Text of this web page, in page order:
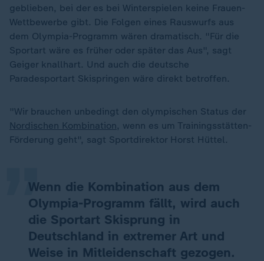
geblieben, bei der es bei Winterspielen keine Frauen-
Wettbewerbe gibt. Die Folgen eines Rauswurfs aus
dem Olympia-Programm wären dramatisch. "Für die
Sportart wäre es früher oder später das Aus", sagt
Geiger knallhart. Und auch die deutsche
Paradesportart Skispringen wäre direkt betroffen.
"Wir brauchen unbedingt den olympischen Status der
Nordischen Kombination, wenn es um Trainingsstätten-
Förderung geht", sagt Sportdirektor Horst Hüttel.
Wenn die Kombination aus dem
Olympia-Programm fällt, wird auch
die Sportart Skisprung in
Deutschland in extremer Art und
Weise in Mitleidenschaft gezogen.
„